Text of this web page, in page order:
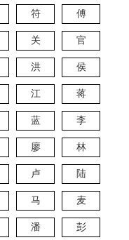
符 傅
关 官
洪 侯
江 蒋
蓝 李
廖 林
卢 陆
马 麦
潘 彭